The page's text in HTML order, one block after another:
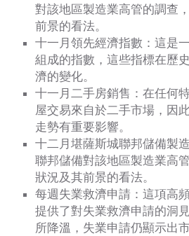
對該地區製造業高管的調查
前景的看法。
十一月領先經濟指數：這是
組成的指數，這些指標在歷
濟的變化。
十一月二手房銷售：在任何
屋交易來自於二手市場，因
走勢有重要影響。
十二月堪薩斯城聯邦儲備製
聯邦儲備對該地區製造業高
狀況及其前景的看法。
每週失業救濟申請：這項高
提供了對失業救濟申請的洞
所降溫，失業申請仍顯示出